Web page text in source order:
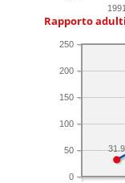
1991
Rapporto
0
50
100
150
200
250
31.9